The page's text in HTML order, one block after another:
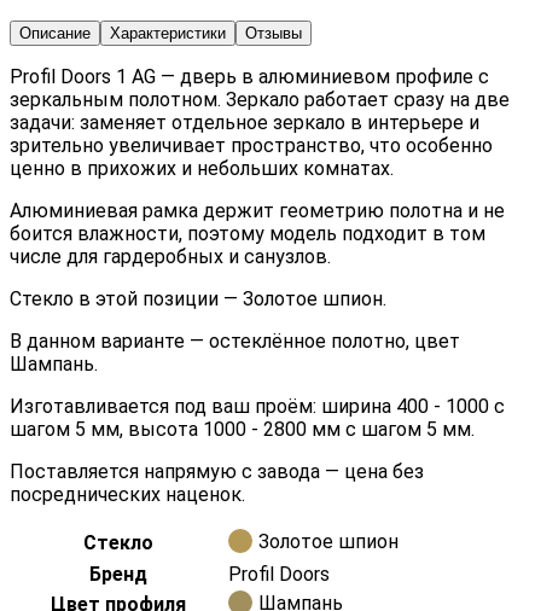
Описание Характеристики Отзывы
Profil Doors 1 AG — дверь в алюминиевом профиле с
зеркальным полотном. Зеркало работает сразу на две
задачи: заменяет отдельное зеркало в интерьере и
зрительно увеличивает пространство, что особенно
ценно в прихожих и небольших комнатах.
Алюминиевая рамка держит геометрию полотна и не
боится влажности, поэтому модель подходит в том
числе для гардеробных и санузлов.
Стекло в этой позиции — Золотое шпион.
В данном варианте — остеклённое полотно, цвет
Шампань.
Изготавливается под ваш проём: ширина 400 - 1000 с
шагом 5 мм, высота 1000 - 2800 мм с шагом 5 мм.
Поставляется напрямую с завода — цена без
посреднических наценок.
Стекло
Золотое шпион
Бренд
Profil Doors
Цвет профиля
Шампань